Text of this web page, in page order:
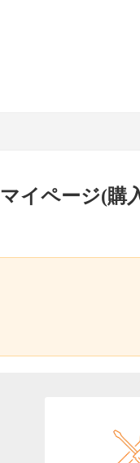
マイページ(購